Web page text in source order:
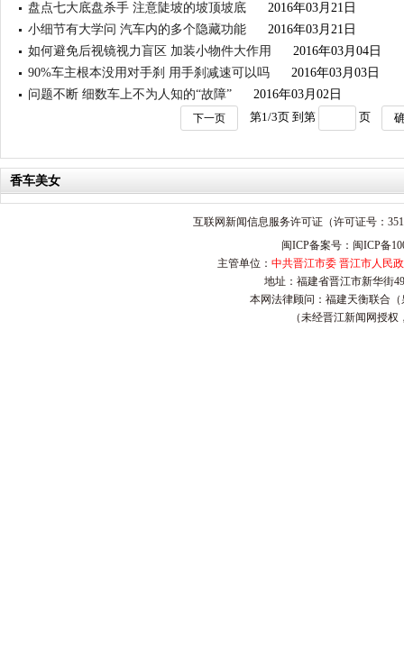
盘点七大底盘杀手 注意陡坡的坡顶坡底
2016年03月21日
小细节有大学问 汽车内的多个隐藏功能
2016年03月21日
如何避免后视镜视力盲区 加装小物件大作用
2016年03月04日
90%车主根本没用对手刹 用手刹减速可以吗
2016年03月03日
问题不断 细数车上不为人知的“故障”
2016年03月02日
下一页 第1/3页 到第 页
香车美女
互联网新闻信息服务许可证（许可证号：
闽ICP备案号：闽ICP备
主管单位： 中共晋江市委 晋江市人民
地址：福建省晋江市新华街
本网法律顾问：福建天衡联合
（未经晋江新闻网授